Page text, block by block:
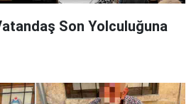
Son Yolculuğuna